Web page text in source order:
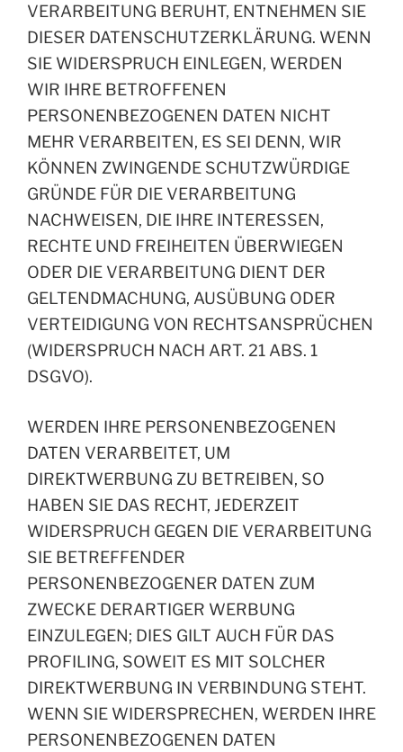
VERARBEITUNG BERUHT, ENTNEHMEN SIE
DIESER DATENSCHUTZERKLÄRUNG. WENN
SIE WIDERSPRUCH EINLEGEN, WERDEN
WIR IHRE BETROFFENEN
PERSONENBEZOGENEN DATEN NICHT
MEHR VERARBEITEN, ES SEI DENN, WIR
KÖNNEN ZWINGENDE SCHUTZWÜRDIGE
GRÜNDE FÜR DIE VERARBEITUNG
NACHWEISEN, DIE IHRE INTERESSEN,
RECHTE UND FREIHEITEN ÜBERWIEGEN
ODER DIE VERARBEITUNG DIENT DER
GELTENDMACHUNG, AUSÜBUNG ODER
VERTEIDIGUNG VON RECHTSANSPRÜCHEN
(WIDERSPRUCH NACH ART. 21 ABS. 1
DSGVO).
WERDEN IHRE PERSONENBEZOGENEN
DATEN VERARBEITET, UM
DIREKTWERBUNG ZU BETREIBEN, SO
HABEN SIE DAS RECHT, JEDERZEIT
WIDERSPRUCH GEGEN DIE VERARBEITUNG
SIE BETREFFENDER
PERSONENBEZOGENER DATEN ZUM
ZWECKE DERARTIGER WERBUNG
EINZULEGEN; DIES GILT AUCH FÜR DAS
PROFILING, SOWEIT ES MIT SOLCHER
DIREKTWERBUNG IN VERBINDUNG STEHT.
WENN SIE WIDERSPRECHEN, WERDEN IHRE
PERSONENBEZOGENEN DATEN